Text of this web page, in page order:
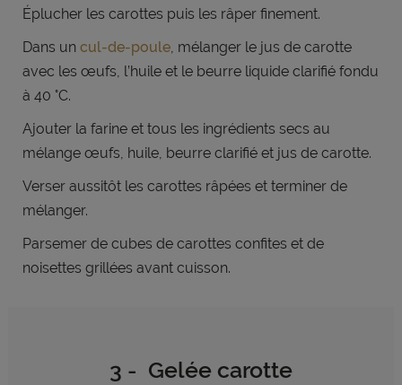
Éplucher les carottes puis les râper finement.
Dans un cul-de-poule, mélanger le jus de carotte
avec les œufs, l’huile et le beurre liquide clarifié fondu
à 40 °C.
Ajouter la farine et tous les ingrédients secs au
mélange œufs, huile, beurre clarifié et jus de carotte.
Verser aussitôt les carottes râpées et terminer de
mélanger.
Parsemer de cubes de carottes confites et de
noisettes grillées avant cuisson.
3 - Gelée carotte